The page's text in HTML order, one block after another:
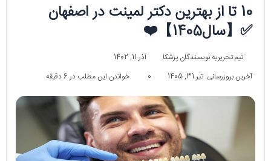
10 تا از بهترین دکتر لمینت در اصفهان
✅【سال1405】❤️
تیم تحریریه نویسندگان پزشکا
آذر 11, 1402
آخرین بروزرسانی: تیر 31, 1405
0 خواندن این مطلب در 6 دقیقه